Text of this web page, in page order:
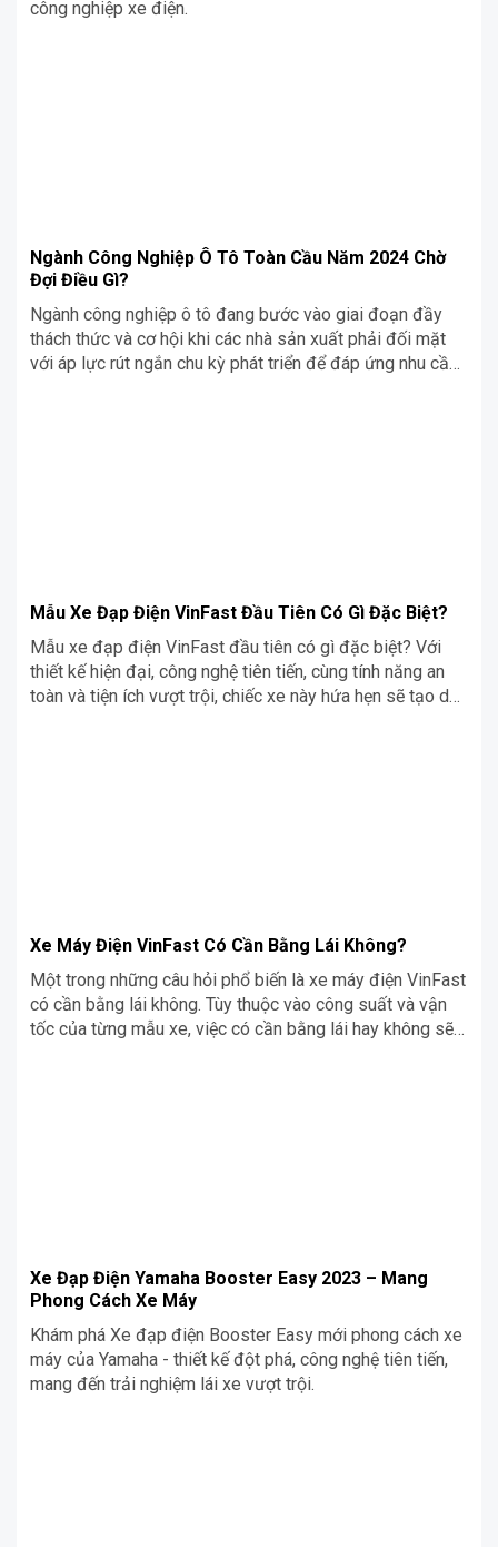
công nghiệp xe điện.
Ngành Công Nghiệp Ô Tô Toàn Cầu Năm 2024 Chờ
Đợi Điều Gì?
Ngành công nghiệp ô tô đang bước vào giai đoạn đầy
thách thức và cơ hội khi các nhà sản xuất phải đối mặt
với áp lực rút ngắn chu kỳ phát triển để đáp ứng nhu cầu
Mẫu Xe Đạp Điện VinFast Đầu Tiên Có Gì Đặc Biệt?
Mẫu xe đạp điện VinFast đầu tiên có gì đặc biệt? Với
thiết kế hiện đại, công nghệ tiên tiến, cùng tính năng an
toàn và tiện ích vượt trội, chiếc xe này hứa hẹn sẽ tạo dấu
Xe Máy Điện VinFast Có Cần Bằng Lái Không?
Một trong những câu hỏi phổ biến là xe máy điện VinFast
có cần bằng lái không. Tùy thuộc vào công suất và vận
tốc của từng mẫu xe, việc có cần bằng lái hay không sẽ
Xe Đạp Điện Yamaha Booster Easy 2023 – Mang
Phong Cách Xe Máy
Khám phá Xe đạp điện Booster Easy mới phong cách xe
máy của Yamaha - thiết kế đột phá, công nghệ tiên tiến,
mang đến trải nghiệm lái xe vượt trội.